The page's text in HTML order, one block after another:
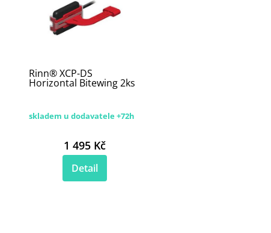
Rinn® XCP-DS
Horizontal Bitewing 2ks
skladem u dodavatele +72h
1 495 Kč
Detail